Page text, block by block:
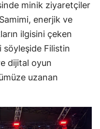
minik ziyaretçiler
enerjik ve
ilgisini çeken
Filistin
dijital oyun
uzanan